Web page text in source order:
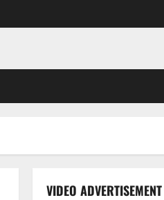
VIDEO ADVERTISEMENT